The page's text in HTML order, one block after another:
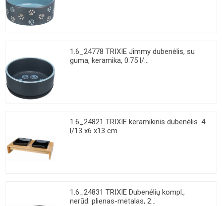
1.6_24778 TRIXIE Jimmy dubenėlis, su
guma, keramika, 0.75 l/...
1.6_24821 TRIXIE keramikinis dubenėlis. 4
l/13 x6 x13 cm
1.6_24831 TRIXIE Dubenėlių kompl.,
nerūd. plienas-metalas, 2...